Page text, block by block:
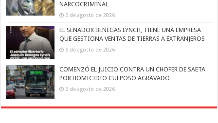
NARCOCRIMINAL
6 de agosto de 2026
EL SENADOR BENEGAS LYNCH, TIENE UNA EMPRESA
QUE GESTIONA VENTAS DE TIERRAS A EXTRANJEROS
6 de agosto de 2026
COMENZÓ EL JUICIO CONTRA UN CHOFER DE SAETA
POR HOMICIDIO CULPOSO AGRAVADO
6 de agosto de 2026